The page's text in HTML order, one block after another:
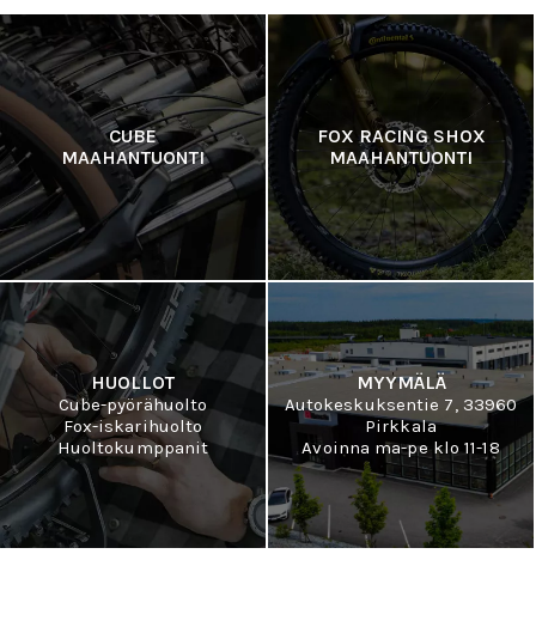
CUBE
MAAHANTUONTI
FOX RACING SHOX
MAAHANTUONTI
HUOLLOT
Cube-pyörähuolto
Fox-iskarihuolto
Huoltokumppanit
MYYMÄLÄ
Autokeskuksentie 7, 33960
Pirkkala
Avoinna ma-pe klo 11-18